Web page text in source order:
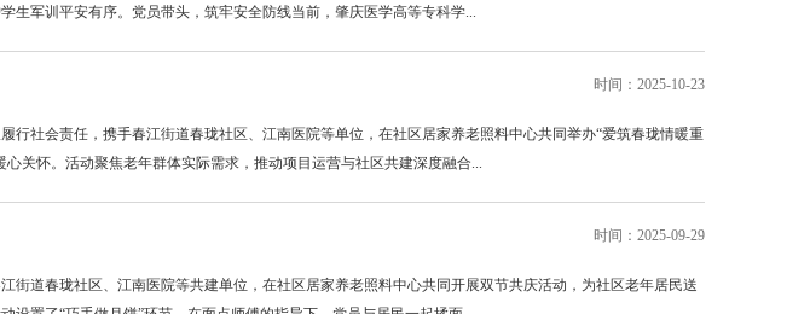
生军训平安有序。党员带头，筑牢安全防线当前，肇庆医学高等专科学...
时间：2025-10-23
行社会责任，携手春江街道春珑社区、江南医院等单位，在社区居家养老照料中心共同举办“爱筑春珑情暖重
关怀。活动聚焦老年群体实际需求，推动项目运营与社区共建深度融合...
时间：2025-09-29
街道春珑社区、江南医院等共建单位，在社区居家养老照料中心共同开展双节共庆活动，为社区老年居民送